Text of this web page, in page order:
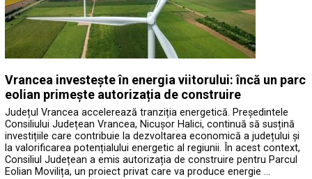
Vrancea investește în energia viitorului: încă un parc
eolian primește autorizația de construire
Județul Vrancea accelerează tranziția energetică. Președintele
Consiliului Județean Vrancea, Nicușor Halici, continuă să susțină
investițiile care contribuie la dezvoltarea economică a județului și
la valorificarea potențialului energetic al regiunii. În acest context,
Consiliul Județean a emis autorizația de construire pentru Parcul
Eolian Movilița, un proiect privat care va produce energie …